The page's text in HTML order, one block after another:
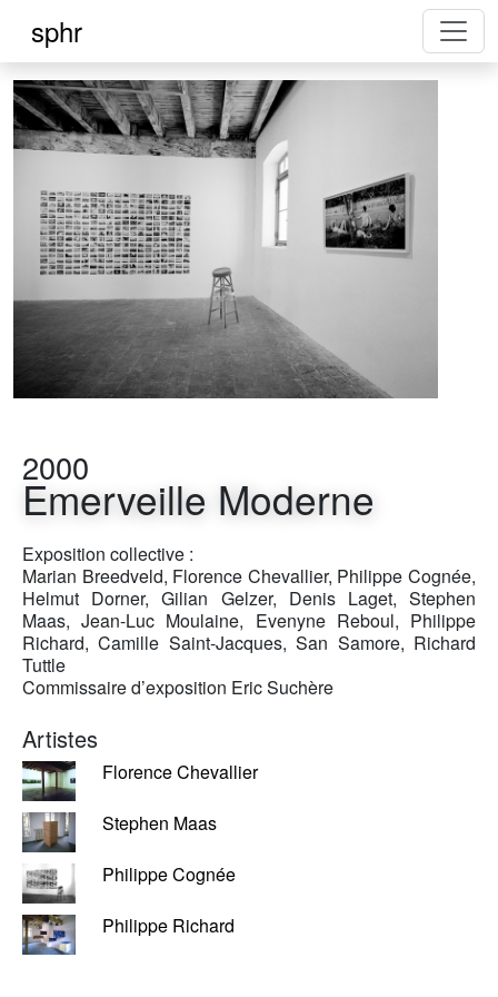
sphr
2000
Emerveille Moderne
Exposition collective :
Marian Breedveld, Florence Chevallier, Philippe Cognée,
Helmut Dorner, Gilian Gelzer, Denis Laget, Stephen
Maas, Jean-Luc Moulaine, Evenyne Reboul, Philippe
Richard, Camille Saint-Jacques, San Samore, Richard
Tuttle
Commissaire d’exposition Eric Suchère
Artistes
Florence Chevallier
Stephen Maas
Philippe Cognée
Philippe Richard